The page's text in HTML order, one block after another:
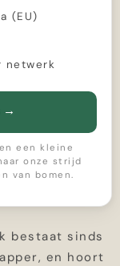
(EU)
netwerk
→
een kleine
onze strijd
van bomen.
bestaat sinds
en hoort